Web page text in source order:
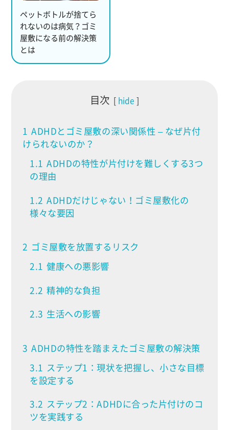
ペットボトルが捨てら
れないのは病気？ゴミ
屋敷になる前の解決策
とは
目次 hide
1 ADHDとゴミ屋敷の深い関係性 – なぜ片付
けられないのか？
1.1 ADHDの特性が片付けを難しくする3つ
の理由
1.2 ADHDだけじゃない！ゴミ屋敷化の
様々な要因
2 ゴミ屋敷を放置するリスク
2.1 健康への悪影響
2.2 精神的な負担
2.3 生活への影響
3 ADHDの特性を踏まえたゴミ屋敷の解決策
3.1 ステップ1：現状を把握し、小さな目標
を設定する
3.2 ステップ2：ADHDに合った片付けのコ
ツを実践する